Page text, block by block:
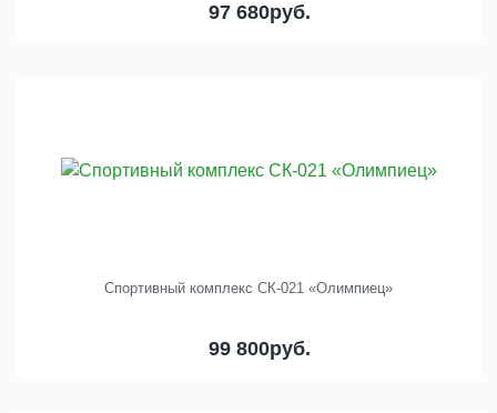
97 680руб.
Спортивный комплекс СК-021 «Олимпиец»
99 800руб.